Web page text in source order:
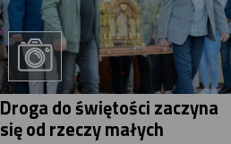
Droga do świętości zaczyna
się od rzeczy małych